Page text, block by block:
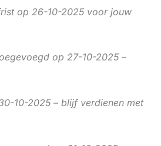
op 26-10-2025 voor jouw
op 27-10-2025 –
10-2025 – blijf verdienen met